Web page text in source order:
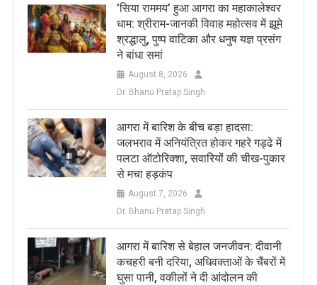
​’सिया राममय’ हुआ आगरा का महाकालेश्वर
धाम: श्रीराम-जानकी विवाह महोत्सव में झूमे
श्रद्धालु, पुष्प वाटिका और धनुष यज्ञ प्रसंग
ने बांधा समां
August 8, 2026
Dr. Bhanu Pratap Singh
आगरा में बारिश के बीच बड़ा हादसा:
जलभराव में अनियंत्रित होकर गहरे गड्ढे में
पलटा ऑटोरिक्शा, सवारियों की चीख-पुकार
से मचा हड़कंप
August 7, 2026
Dr. Bhanu Pratap Singh
आगरा में बारिश से बेहाल जनजीवन: दीवानी
कचहरी बनी दरिया, अधिवक्ताओं के चैंबरों में
घुसा पानी, वकीलों ने दी आंदोलन की